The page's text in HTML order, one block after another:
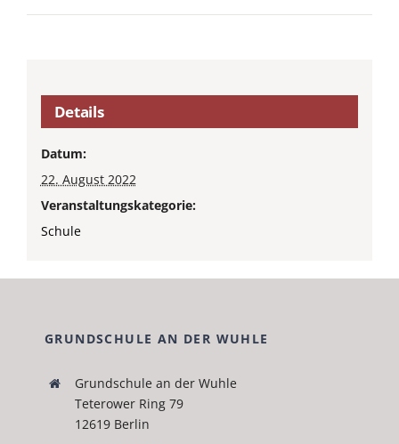
Details
Datum:
22. August 2022
Veranstaltungskategorie:
Schule
GRUNDSCHULE AN DER WUHLE
Grund­schule an der Wuh­le
Teterow­er Ring 79
12619 Berlin